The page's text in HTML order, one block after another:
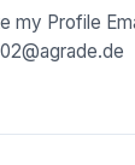
my Profile